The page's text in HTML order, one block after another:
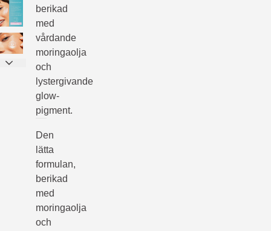
berikad
med
vårdande
moringaolja
och
lystergivande
glow-
pigment.
Den
lätta
formulan,
berikad
med
moringaolja
och